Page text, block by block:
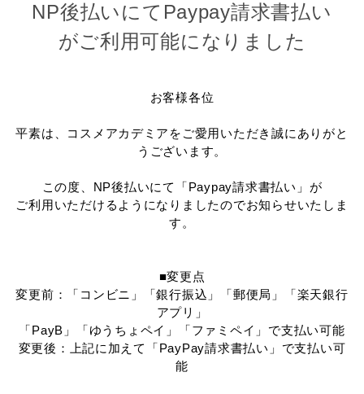
NP後払いにてPaypay請求書払い
がご利用可能になりました
お客様各位
平素は、コスメアカデミアをご愛用いただき誠にありがと
うございます。
この度、NP後払いにて「Paypay請求書払い」が
ご利用いただけるようになりましたのでお知らせいたしま
す。
■変更点
変更前：「コンビニ」「銀行振込」「郵便局」「楽天銀行
アプリ」
「PayB」「ゆうちょペイ」「ファミペイ」で支払い可能
変更後：上記に加えて「PayPay請求書払い」で支払い可
能